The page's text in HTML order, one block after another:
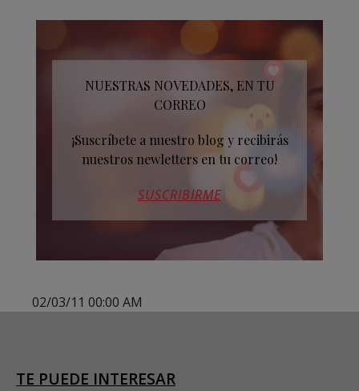
NUESTRAS NOVEDADES, EN TU
CORREO
¡Suscríbete a nuestro blog y recibirás
nuestros newletters en tu correo!
SUSCRIBIRME
02/03/11 00:00 AM
TE PUEDE INTERESAR